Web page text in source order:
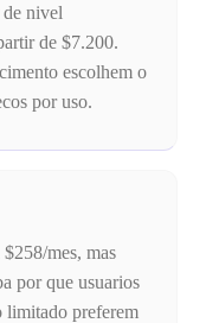
nivel
de $7.200.
escolhem o
por uso.
mes, mas
por que usuarios
limitado preferem